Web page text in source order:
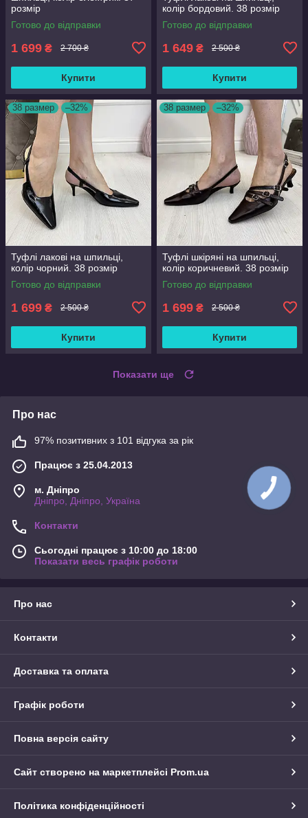
розмір
Готово до відправки
1 699 ₴ 2 700 ₴
Купити
колір бордовий. 38 розмір
Готово до відправки
1 649 ₴ 2 500 ₴
Купити
38 размер –32%
Туфлі лакові на шпильці,
колір чорний. 38 розмір
Готово до відправки
1 699 ₴ 2 500 ₴
Купити
38 размер –32%
Туфлі шкіряні на шпильці,
колір коричневий. 38 розмір
Готово до відправки
1 699 ₴ 2 500 ₴
Купити
Показати ще
Про нас
97% позитивних з 101 відгука за рік
Працює з 25.04.2013
м. Дніпро
Дніпро, Дніпро, Україна
Контакти
Сьогодні працює з 10:00 до 18:00
Показати весь графік роботи
Про нас
Контакти
Доставка та оплата
Графік роботи
Повна версія сайту
Сайт створено на маркетплейсі Prom.ua
Політика конфіденційності